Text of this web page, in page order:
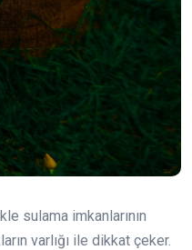
sulama imkanlarının
varlığı ile dikkat çeker.